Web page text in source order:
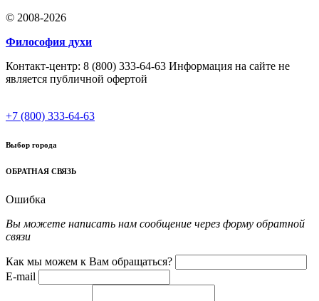
© 2008-2026
Философия духи
Контакт-центр: 8 (800) 333-64-63 Информация на сайте не
является публичной офертой
+7 (800) 333-64-63
Выбор города
ОБРАТНАЯ СВЯЗЬ
Ошибка
Вы можете написать нам сообщение через форму обратной
связи
Как мы можем к Вам обращаться?
E-mail